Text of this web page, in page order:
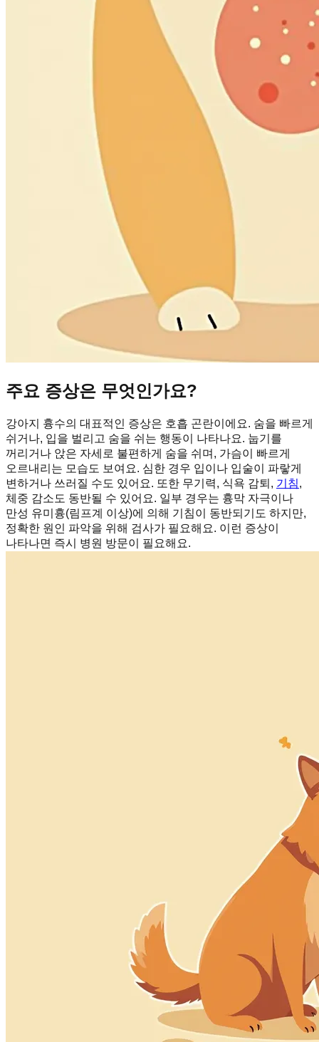
주요 증상은 무엇인가요?
강아지 흉수의 대표적인 증상은 호흡 곤란이에요. 숨을 빠르게
쉬거나, 입을 벌리고 숨을 쉬는 행동이 나타나요. 눕기를
꺼리거나 앉은 자세로 불편하게 숨을 쉬며, 가슴이 빠르게
오르내리는 모습도 보여요. 심한 경우 입이나 입술이 파랗게
변하거나 쓰러질 수도 있어요. 또한 무기력, 식욕 감퇴, 기침,
체중 감소도 동반될 수 있어요. 일부 경우는 흉막 자극이나
만성 유미흉(림프계 이상)에 의해 기침이 동반되기도 하지만,
정확한 원인 파악을 위해 검사가 필요해요. 이런 증상이
나타나면 즉시 병원 방문이 필요해요.